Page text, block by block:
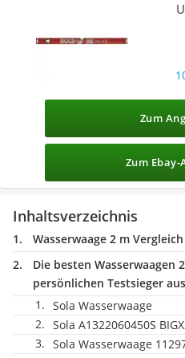
Zum
Zum Ebay-
Inhaltsverzeichnis
Wasserwaage 2 m
Die besten Wasserwaagen
persönlichen Testsieger
Sola Wasserwaage
Sola A1322060450S
Sola Wasserwaage